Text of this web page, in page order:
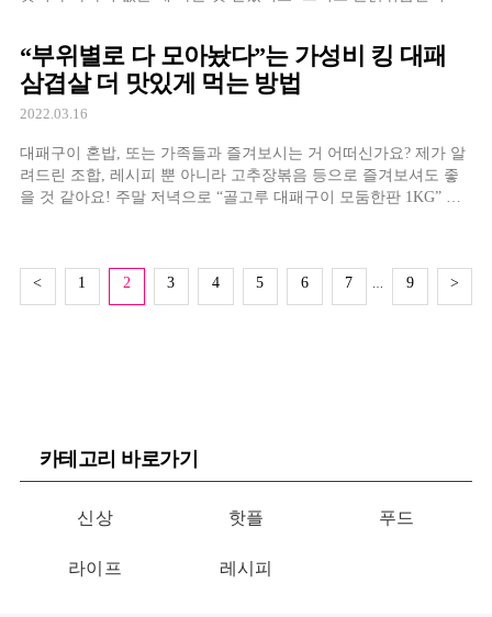
“부위별로 다 모아놨다”는 가성비 킹 대패
삼겹살 더 맛있게 먹는 방법
2022.03.16
대패구이 혼밥, 또는 가족들과 즐겨보시는 거 어떠신가요? 제가 알
려드린 조합, 레시피 뿐 아니라 고추장볶음 등으로 즐겨보셔도 좋
을 것 같아요! 주말 저녁으로 “골고루 대패구이 모둠한판 1KG” 제
< 1 2 3 4 5 6 7 9 >
카테고리 바로가기
신상 핫플 푸드
라이프 레시피